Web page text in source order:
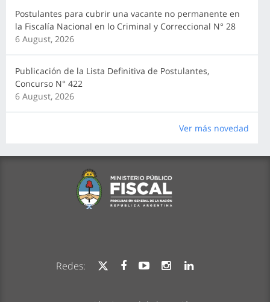
Postulantes para cubrir una vacante no permanente en
la Fiscalía Nacional en lo Criminal y Correccional N° 28
6 August, 2026
Publicación de la Lista Definitiva de Postulantes,
Concurso N° 422
6 August, 2026
Ver más novedad
Redes: